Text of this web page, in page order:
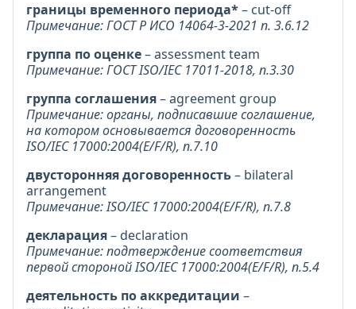
границы временного периода*– cut-off
Примечание: ГОСТ Р ИСО 14064-3-2021 п. 3.6.12
группа по оценке– assessment team
Примечание: ГОСТ ISO/IEC 17011-2018, п.3.30
группа соглашения– agreement group
Примечание: органы, подписавшие соглашение,
на котором основывается договоренность
ISO/IEC 17000:2004(E/F/R), п.7.10
двусторонняя договоренность– bilateral
arrangement
Примечание: ISO/IEC 17000:2004(E/F/R), п.7.8
декларация– declaration
Примечание: подтверждение соответствия
первой стороной ISO/IEC 17000:2004(E/F/R), п.5.4
деятельность по аккредитации –